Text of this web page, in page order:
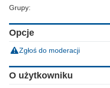
Grupy:
Opcje
Zgłoś do moderacji
O użytkowniku